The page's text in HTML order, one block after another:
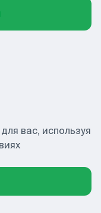
вас, используя